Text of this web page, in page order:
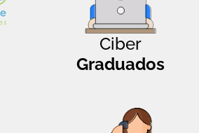
Ciber
Graduados